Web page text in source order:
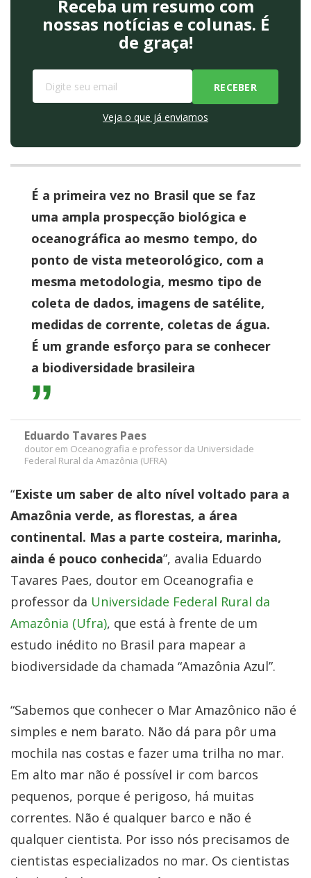
Receba um resumo com
nossas notícias e colunas. É
de graça!
Veja o que já enviamos
É a primeira vez no Brasil que se faz
uma ampla prospecção biológica e
oceanográfica ao mesmo tempo, do
ponto de vista meteorológico, com a
mesma metodologia, mesmo tipo de
coleta de dados, imagens de satélite,
medidas de corrente, coletas de água.
É um grande esforço para se conhecer
a biodiversidade brasileira
Eduardo Tavares Paes
doutor em Oceanografia e professor da Universidade
Federal Rural da Amazônia (UFRA)
“Existe um saber de alto nível voltado para a
Amazônia verde, as florestas, a área
continental. Mas a parte costeira, marinha,
ainda é pouco conhecida”, avalia Eduardo
Tavares Paes, doutor em Oceanografia e
professor da Universidade Federal Rural da
Amazônia (Ufra), que está à frente de um
estudo inédito no Brasil para mapear a
biodiversidade da chamada “Amazônia Azul”.
“Sabemos que conhecer o Mar Amazônico não é
simples e nem barato. Não dá para pôr uma
mochila nas costas e fazer uma trilha no mar.
Em alto mar não é possível ir com barcos
pequenos, porque é perigoso, há muitas
correntes. Não é qualquer barco e não é
qualquer cientista. Por isso nós precisamos de
cientistas especializados no mar. Os cientistas